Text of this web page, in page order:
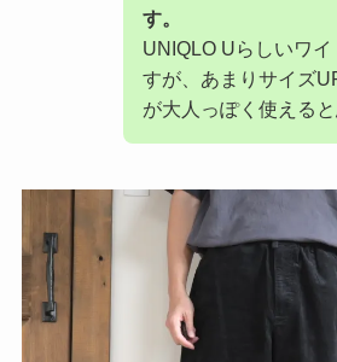
す。
UNIQLO Uらしいワ
すが、あまりサイズ
が大人っぽく使えると